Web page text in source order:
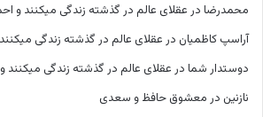
محمدرضا در عقلای عالم در گذشته زندگی میکنند و
آراسپ کاظمیان در عقلای عالم در گذشته زندگی
دوستدار شما در عقلای عالم در گذشته زندگی میکنند
نازنین در معشوق حافظ و سعدی